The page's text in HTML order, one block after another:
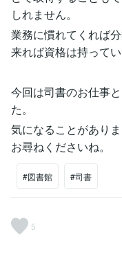
しれません。
業務に慣れてくれば
来れば資格は持って
今回は司書のお仕事
た。
気になることがあり
お尋ねくださいね。
#図書館 #司書
5